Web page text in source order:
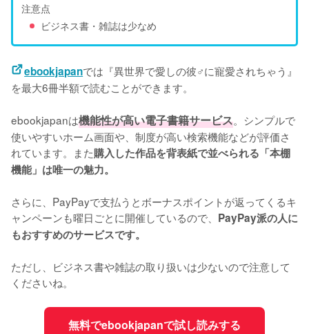
注意点
ビジネス書・雑誌は少なめ
ebookjapanでは『異世界で愛しの彼♂に寵愛されちゃう』
を最大6冊半額で読むことができます。
ebookjapanは機能性が高い電子書籍サービス。シンプルで
使いやすいホーム画面や、制度が高い検索機能などが評価さ
れています。また購入した作品を背表紙で並べられる「本棚
機能」は唯一の魅力。
さらに、PayPayで支払うとボーナスポイントが返ってくるキ
ャンペーンも曜日ごとに開催しているので、 PayPay派の人に
もおすすめのサービスです。
ただし、ビジネス書や雑誌の取り扱いは少ないので注意して
くださいね。
無料でebookjapanで試し読みする